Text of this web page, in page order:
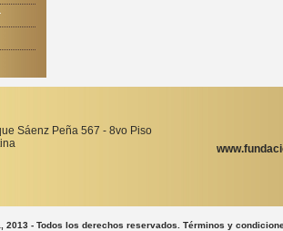
Sáenz Peña 567 - 8vo Piso
2013 - Todos los derechos reservados. Términos y